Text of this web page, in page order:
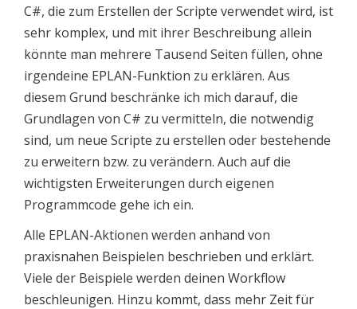
C#, die zum Erstellen der Scripte verwendet wird, ist
sehr komplex, und mit ihrer Beschreibung allein
könnte man mehrere Tausend Seiten füllen, ohne
irgendeine EPLAN-Funktion zu erklären. Aus
diesem Grund beschränke ich mich darauf, die
Grundlagen von C# zu vermitteln, die notwendig
sind, um neue Scripte zu erstellen oder bestehende
zu erweitern bzw. zu verändern. Auch auf die
wichtigsten Erweiterungen durch eigenen
Programmcode gehe ich ein.
Alle EPLAN-Aktionen werden anhand von
praxisnahen Beispielen beschrieben und erklärt.
Viele der Beispiele werden deinen Workflow
beschleunigen. Hinzu kommt, dass mehr Zeit für